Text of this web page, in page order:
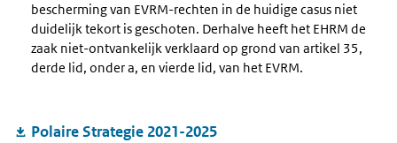
bescherming van EVRM-rechten in de huidige casus niet
duidelijk tekort is geschoten. Derhalve heeft het EHRM de
zaak niet-ontvankelijk verklaard op grond van artikel 35,
derde lid, onder a, en vierde lid, van het EVRM.
Polaire Strategie 2021-2025